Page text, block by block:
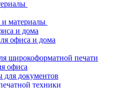
материалы
и дома
офиса и дома
широкоформатной печати
офиса
для документов
техники